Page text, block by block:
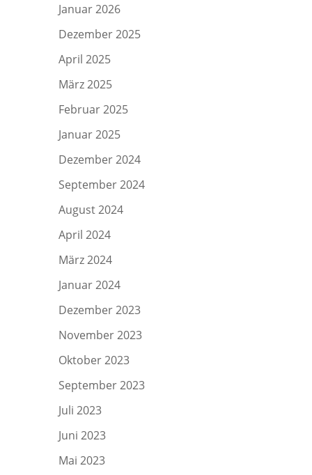
Januar 2026
Dezember 2025
April 2025
März 2025
Februar 2025
Januar 2025
Dezember 2024
September 2024
August 2024
April 2024
März 2024
Januar 2024
Dezember 2023
November 2023
Oktober 2023
September 2023
Juli 2023
Juni 2023
Mai 2023